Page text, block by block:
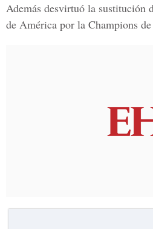
Además desvirtuó la sustitución
de América por la Champions